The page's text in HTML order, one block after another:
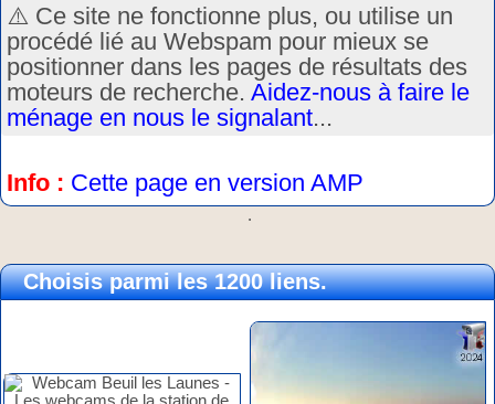
⚠️ Ce site ne fonctionne plus, ou utilise un
procédé lié au Webspam pour mieux se
positionner dans les pages de résultats des
moteurs de recherche. Aidez-nous à faire le
ménage en nous le signalant...
Info : Cette page en version AMP
.
Choisis parmi les 1200 liens.